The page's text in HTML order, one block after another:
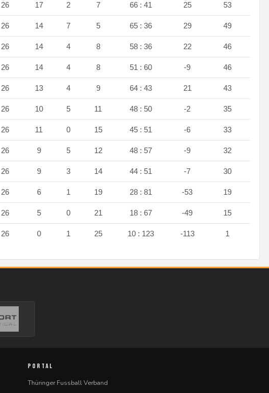
26 17 2 7 66 : 41 25 53
26 14 7 5 65 : 36 29 49
26 14 4 8 58 : 36 22 46
26 14 4 8 51 : 60 -9 46
26 13 4 9 64 : 43 21 43
26 10 5 11 48 : 50 -2 35
26 11 0 15 45 : 51 -6 33
26 9 5 12 48 : 57 -9 32
26 9 3 14 44 : 51 -7 30
26 6 1 19 28 : 81 -53 19
26 5 0 21 18 : 67 -49 15
26 0 1 25 10 : 123 -113 1
PORTAL
Thüringer Fussball Verband